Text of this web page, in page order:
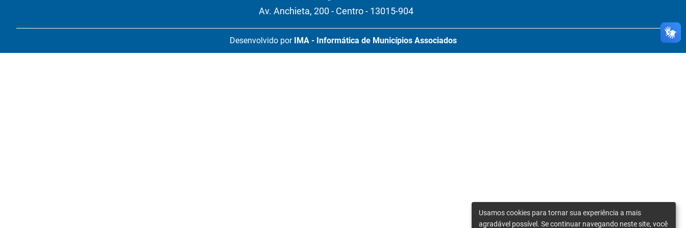
Av. Anchieta, 200 - Centro - 13015-904
Desenvolvido por IMA - Informática de Municípios Associados
Usamos cookies para tornar sua experiência a mais
agradável possível. Se continuar navegando neste site, você